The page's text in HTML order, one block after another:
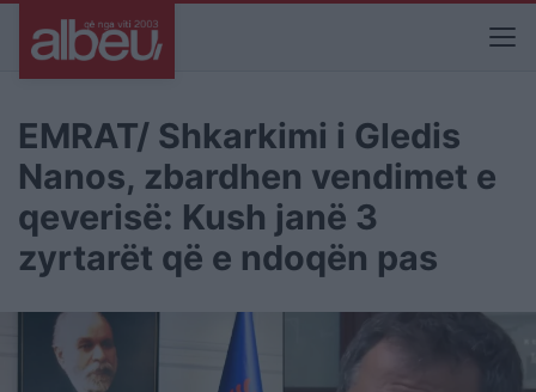
EMRAT/ Shkarkimi i Gledis
Nanos, zbardhen vendimet e
qeverisë: Kush janë 3
zyrtarët që e ndoqën pas